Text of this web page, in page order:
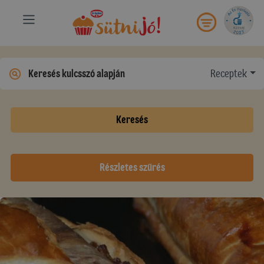
Receptek
Keresés
Részletes szűrés